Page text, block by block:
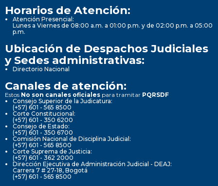
Horarios de Atención:
Atención Presencial:
Lunes a Viernes de 08:00 a.m. a 01:00 p.m. y de 02:00 p.m. a 05:00
p.m.
Ubicación de Despachos Judiciales
y Sedes administrativas:
Directorio Nacional
Canales de atención:
Estos No son canales oficiales para tramitar PQRSDF
Consejo Superior de la Judicatura:
(+57) 601 - 565 8500
Corte Constitucional:
(+57) 601 - 350 6200
Consejo de Estado:
(+57) 601 - 350 6700
Comisión Nacional de Disciplina Judicial:
(+57) 601 - 565 8500
Corte Suprema de Justicia:
(+57) 601 - 362 2000
Dirección Ejecutiva de Administración Judicial - DEAJ:
Carrera 7 # 27-18, Bogotá
(+57) 601 - 565 8500